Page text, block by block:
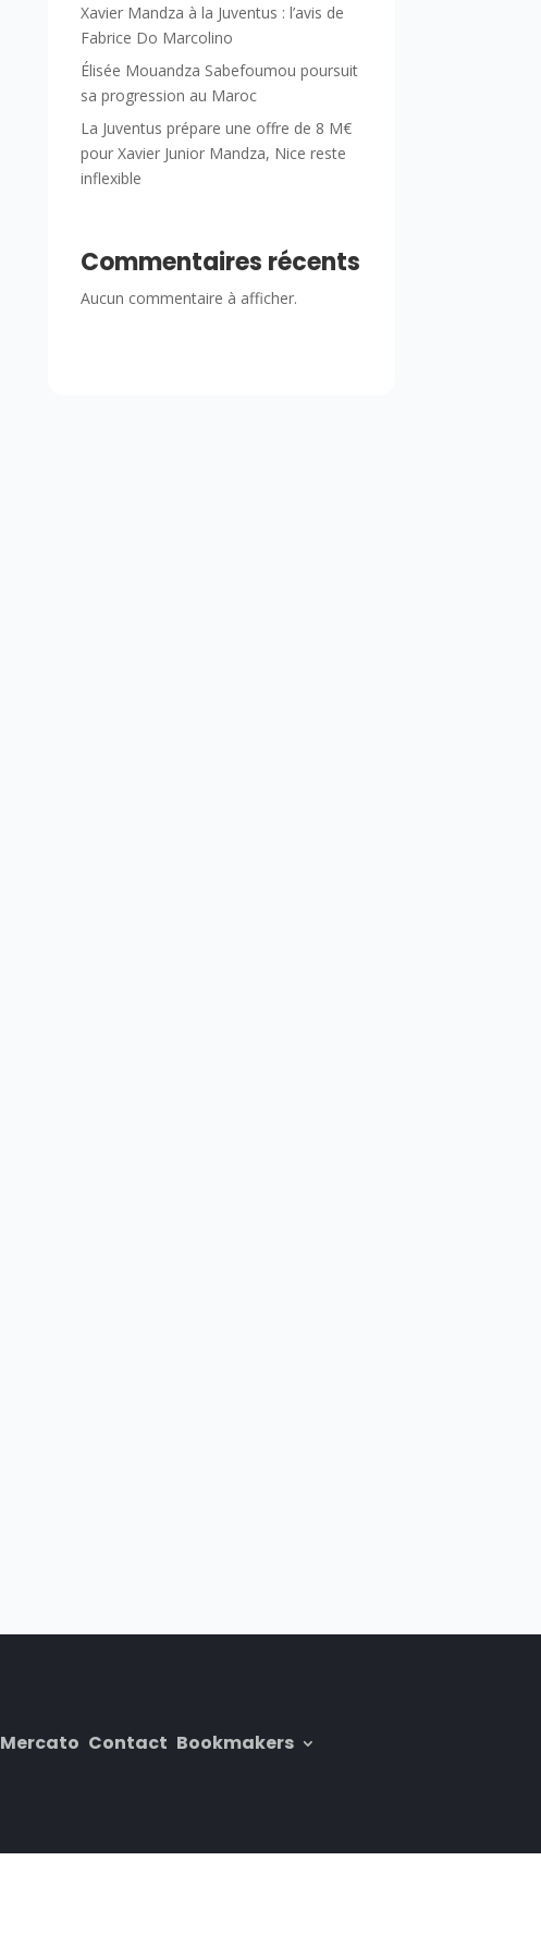
Xavier Mandza à la Juventus : l’avis de
Fabrice Do Marcolino
Élisée Mouandza Sabefoumou poursuit
sa progression au Maroc
La Juventus prépare une offre de 8 M€
pour Xavier Junior Mandza, Nice reste
inflexible
Commentaires récents
Aucun commentaire à afficher.
Mercato Contact Bookmakers